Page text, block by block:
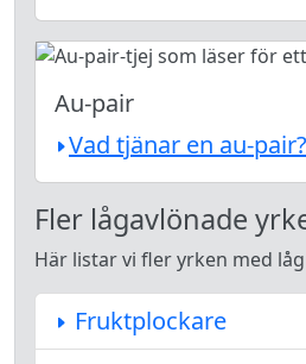
Au-pair
Vad tjänar en au-pair?
Fler lågavlönade
Här listar vi fler yrken med
Fruktplockare